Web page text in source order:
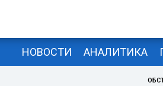
НОВОСТИ АНАЛИТИКА